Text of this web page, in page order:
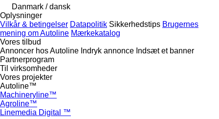
Danmark / dansk
Oplysninger
Vilkår & betingelser Datapolitik Sikkerhedstips Brugernes
mening om Autoline Mærkekatalog
Vores tilbud
Annoncer hos Autoline Indryk annonce Indsæt et banner
Partnerprogram
Til virksomheder
Vores projekter
Autoline™
Machineryline™
Agroline™
Linemedia Digital ™